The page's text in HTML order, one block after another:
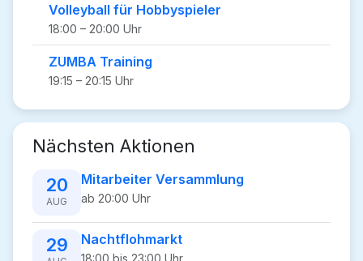
Volleyball für Hobbyspieler
18:00 – 20:00 Uhr
ZUMBA Training
19:15 – 20:15 Uhr
Nächsten Aktionen
20
AUG
Mitarbeiter Versammlung
ab 20:00 Uhr
29 Nachtflohmarkt
18:00 bis 23:00 Uhr